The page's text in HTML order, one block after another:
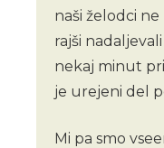
naši želodci
rajši
nekaj minut
je urejeni del
Mi pa smo